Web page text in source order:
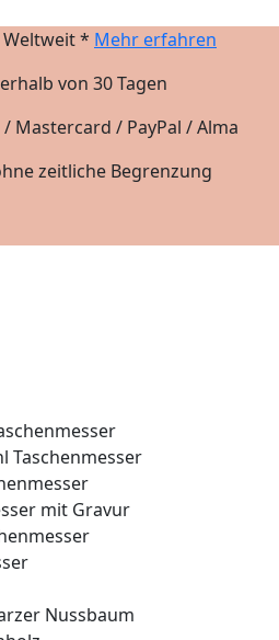
* Mehr erfahren
von 30 Tagen
Mastercard / PayPal / Alma
zeitliche Begrenzung
Taschenmesser
mit Gravur
Nussbaum